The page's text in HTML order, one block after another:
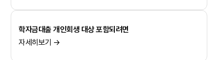
학자금대출 개인회생 대상 포함되려면
자세히보기 →